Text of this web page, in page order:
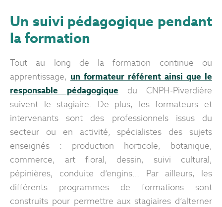
Un suivi pédagogique pendant
la formation
Tout au long de la formation continue ou
apprentissage, un formateur référent ainsi que le
responsable pédagogique du CNPH-Piverdière
suivent le stagiaire. De plus, les formateurs et
intervenants sont des professionnels issus du
secteur ou en activité, spécialistes des sujets
enseignés : production horticole, botanique,
commerce, art floral, dessin, suivi cultural,
pépinières, conduite d’engins… Par ailleurs, les
différents programmes de formations sont
construits pour permettre aux stagiaires d’alterner